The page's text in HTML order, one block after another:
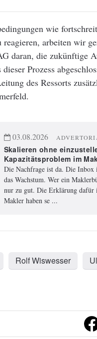
wie
arbeiten wir
daran, die zukünftige
Prozess
des Ressorts
03.08.2026
Skalieren ohne
Kapazitätsproblem im
Die Nachfrage ist da. Die
das Wachstum. Wer ein
nur zu gut. Die Erklärung dafür
Makler haben se ...
Rolf Wiswesser